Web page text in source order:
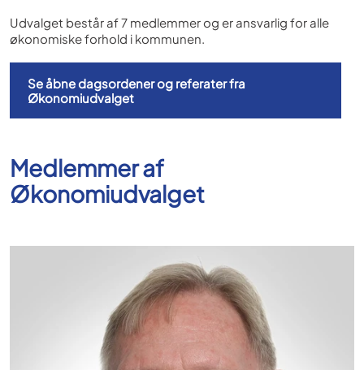
Udvalget består af 7 medlemmer og er ansvarlig for alle
økonomiske forhold i kommunen.
Se åbne dagsordener og referater fra
Økonomiudvalget
Medlemmer af
Økonomiudvalget